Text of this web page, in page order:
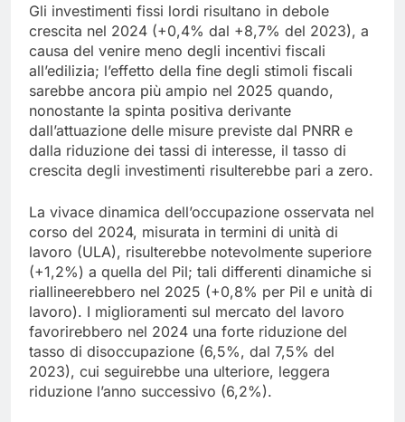
Gli investimenti fissi lordi risultano in debole
crescita nel 2024 (+0,4% dal +8,7% del 2023), a
causa del venire meno degli incentivi fiscali
all’edilizia; l’effetto della fine degli stimoli fiscali
sarebbe ancora più ampio nel 2025 quando,
nonostante la spinta positiva derivante
dall’attuazione delle misure previste dal PNRR e
dalla riduzione dei tassi di interesse, il tasso di
crescita degli investimenti risulterebbe pari a zero.
La vivace dinamica dell’occupazione osservata nel
corso del 2024, misurata in termini di unità di
lavoro (ULA), risulterebbe notevolmente superiore
(+1,2%) a quella del Pil; tali differenti dinamiche si
riallineerebbero nel 2025 (+0,8% per Pil e unità di
lavoro). I miglioramenti sul mercato del lavoro
favorirebbero nel 2024 una forte riduzione del
tasso di disoccupazione (6,5%, dal 7,5% del
2023), cui seguirebbe una ulteriore, leggera
riduzione l’anno successivo (6,2%).